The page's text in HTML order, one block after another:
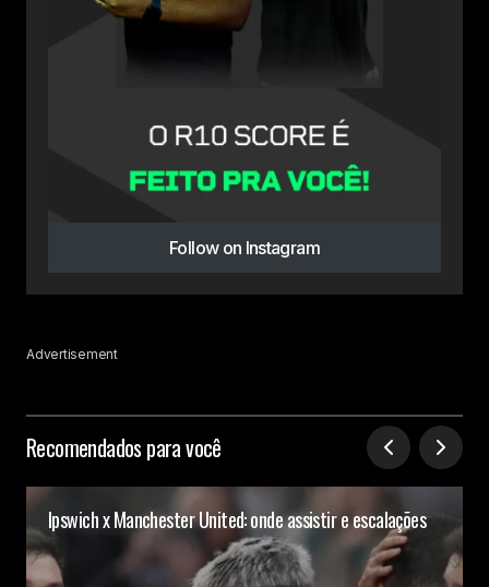
Follow on Instagram
Advertisement
Recomendados para você
Ipswich x Manchester United: onde assistir e escalações